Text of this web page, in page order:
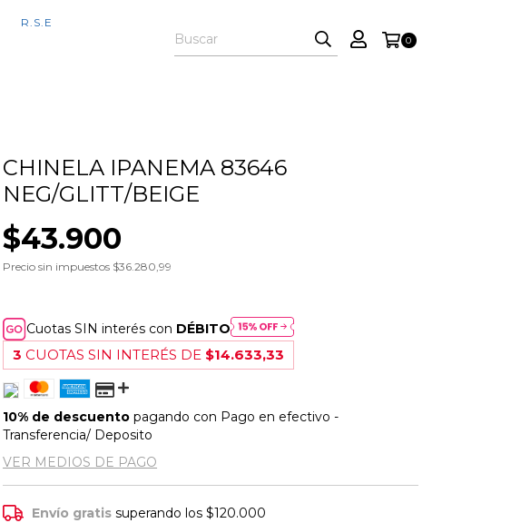
R.S.E
0
CHINELA IPANEMA 83646
NEG/GLITT/BEIGE
$43.900
Precio sin impuestos $36.280,99
Cuotas SIN interés con DÉBITO
3 CUOTAS SIN INTERÉS DE $14.633,33
10% de descuento pagando con Pago en efectivo -
Transferencia/ Deposito
VER MEDIOS DE PAGO
Envío gratis superando los$120.000